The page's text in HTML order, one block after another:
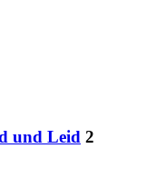
und Leid 2